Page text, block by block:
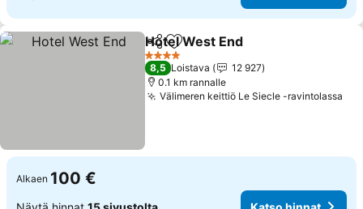
Jaa Lisää suosikkeihin
Hotel West End
4 Tähtiluokitus
8,5 Loistava
12 927
0.1 km rannalle
Välimeren keittiö Le Siecle -ravintolassa
Alkaen 100 €